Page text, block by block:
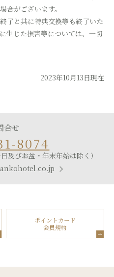
合がございます。
了と共に特典交換等も終了いた
生じた損害等については、一切
2023年10月13日現在
合せ
8074
及びお盆・年末年始は除く）
ポイントカード
会員規約